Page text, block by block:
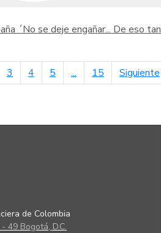
´No se deje engañar... De eso tan
3 4 5 ... 15 Siguiente
de Colombia
49 Bogotá, D.C.